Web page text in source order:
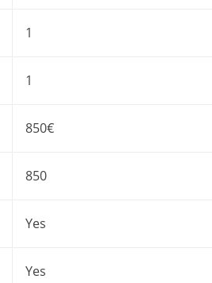
1
1
850€
850
Yes
Yes